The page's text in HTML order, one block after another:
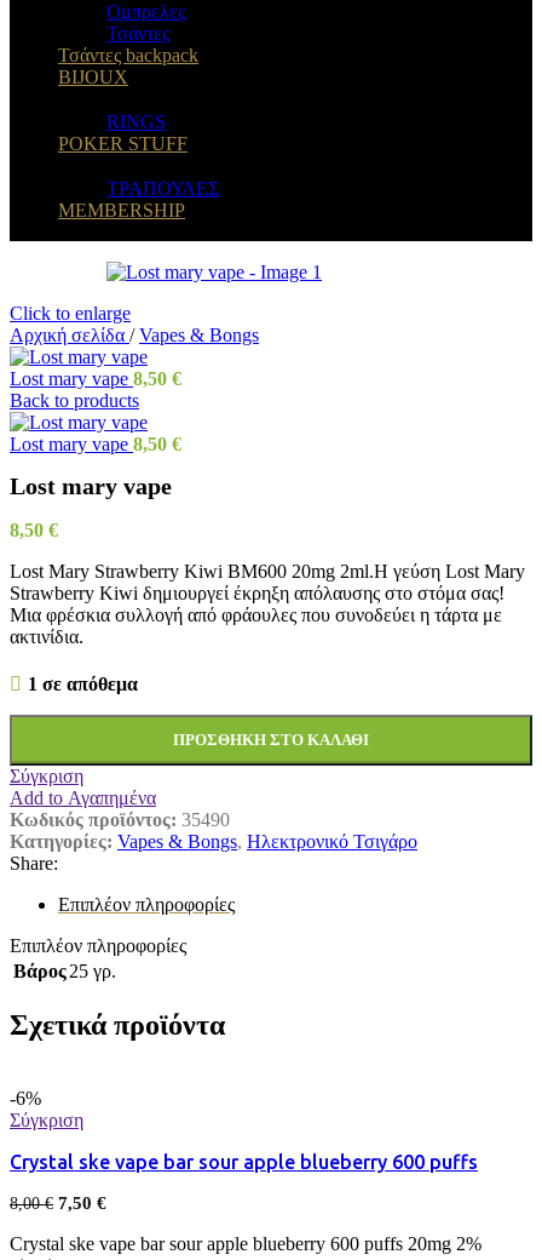
Oμπρελες
Τσάντες
Τσάντες backpack
BIJOUX
RINGS
POKER STUFF
ΤΡΑΠΟΥΛΕΣ
MEMBERSHIP
Click to enlarge
Αρχική σελίδα / Vapes & Bongs
Lost mary vape 8,50 €
Back to products
Lost mary vape 8,50 €
Lost mary vape
8,50 €
Lost Mary Strawberry Kiwi BM600 20mg 2ml.Η γεύση Lost Mary
Strawberry Kiwi δημιουργεί έκρηξη απόλαυσης στο στόμα σας!
Μια φρέσκια συλλογή από φράουλες που συνοδεύει η τάρτα με
ακτινίδια.
1 σε απόθεμα
ΠΡΟΣΘΉΚΗ ΣΤΟ ΚΑΛΆΘΙ
Σύγκριση
Add to Αγαπημένα
Κωδικός προϊόντος: 35490
Κατηγορίες: Vapes & Bongs, Ηλεκτρονικό Τσιγάρο
Share:
Επιπλέον πληροφορίες
Επιπλέον πληροφορίες
Βάρος25 γρ.
Σχετικά προϊόντα
-6%
Σύγκριση
Crystal ske vape bar sour apple blueberry 600 puffs
8,00€ 7,50 €
Crystal ske vape bar sour apple blueberry 600 puffs 20mg 2%